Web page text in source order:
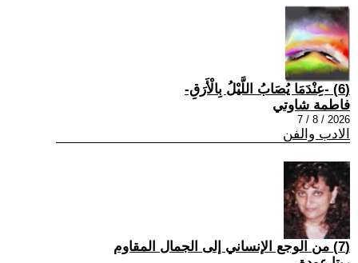
(6) -عِنْدَمَا يُصَابُ اللَّيْلُ بِالْأَرَقِ-
فاطمة شاوتي
2026 / 8 / 7
الادب والفن
(7) من الوجع الإنساني إلى الجمال المقاوم